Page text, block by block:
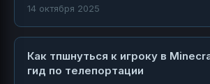
14 октября 2025
Как тпшнуться к игроку в
гид по телепортации